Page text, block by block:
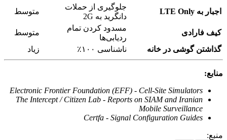
اجبار به LTE Only
جلوگیری از حملات
دانگرید به 2G
متوسط
کیف فارادی
مسدود کردن تمام
ردیابی‌ها
متوسط
گذاشتن گوشی در خانه
ناشناسی ۱۰۰٪ زیاد
منابع:
Electronic Frontier Foundation (EFF) - Cell-Site Simulators
The Intercept / Citizen Lab - Reports on SIAM and Iranian
Mobile Surveillance
Certfa - Signal Configuration Guides
منبع: